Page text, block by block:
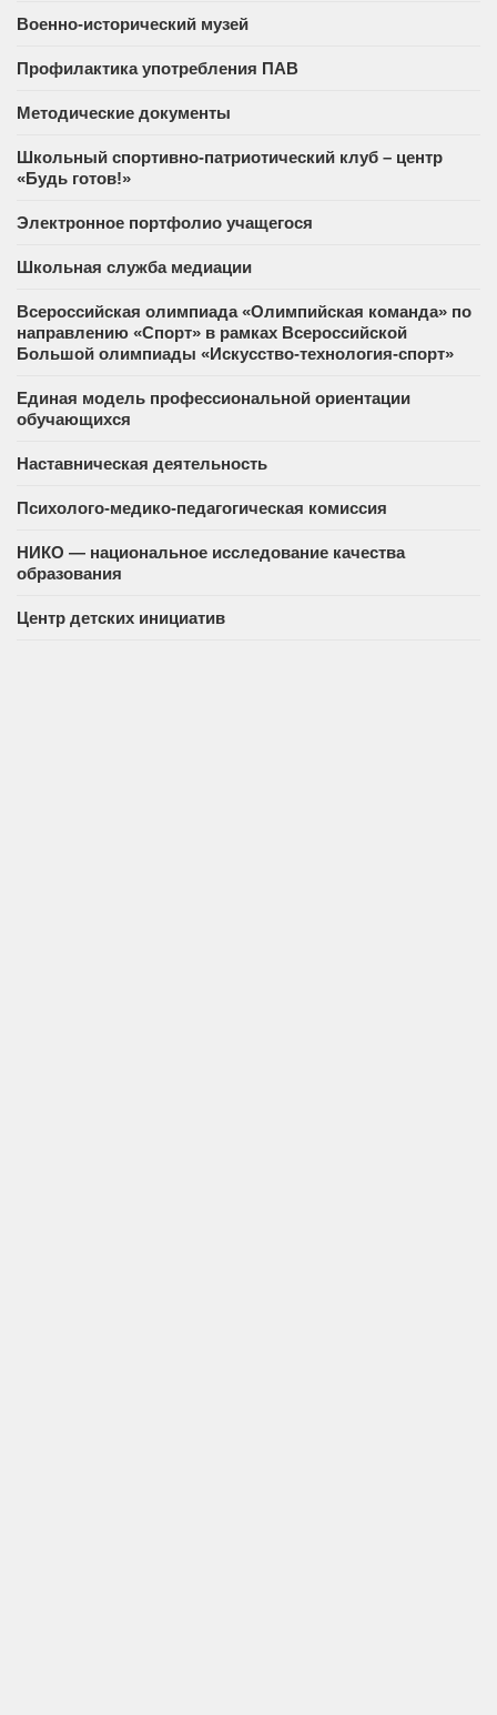
Военно-исторический музей
Профилактика употребления ПАВ
Методические документы
Школьный спортивно-патриотический клуб – центр
«Будь готов!»
Электронное портфолио учащегося
Школьная служба медиации
Всероссийская олимпиада «Олимпийская команда» по
направлению «Спорт» в рамках Всероссийской
Большой олимпиады «Искусство-технология-спорт»
Единая модель профессиональной ориентации
обучающихся
Наставническая деятельность
Психолого-медико-педагогическая комиссия
НИКО — национальное исследование качества
образования
Центр детских инициатив